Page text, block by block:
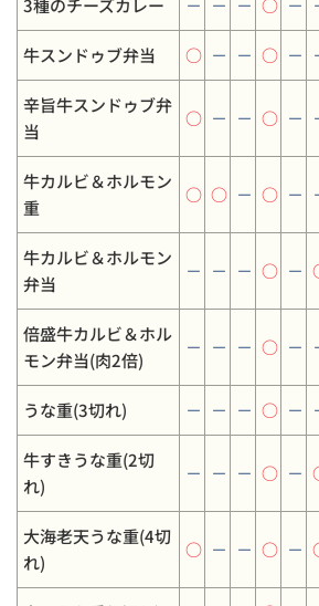
3種のチーズカレー － － － ○ －
牛スンドゥブ弁当 ○ － － ○ －
辛旨牛スンドゥブ弁
当
○ － － ○ －
牛カルビ＆ホルモン
重
○ ○ － ○ －
牛カルビ＆ホルモン
弁当
－ － － ○ －
倍盛牛カルビ＆ホル
モン弁当(肉2倍)
－ － － ○ －
うな重(3切れ) － － － ○ －
牛すきうな重(2切
れ)
－ － － ○ －
大海老天うな重(4切
れ)
○ － － ○ －